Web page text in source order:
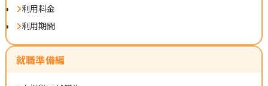
利用料金
利用期間
就職準備編